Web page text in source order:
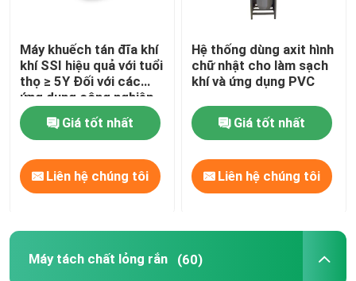
Máy khuếch tán đĩa khí
khí SSI hiệu quả với tuổi
thọ ≥ 5Y Đối với các
ứng dụng công nghiệp
Giá tốt nhất
Liên hệ chúng tôi
Hệ thống dùng axit hình
chữ nhật cho làm sạch
khí và ứng dụng PVC
Giá tốt nhất
Liên hệ chúng tôi
Máy tách chất lỏng rắn (60)